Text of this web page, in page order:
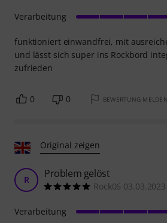
funktioniert einwandfrei, mit
und lässt sich super ins Rockbord
zufrieden
Verarbeitung
0 0 BEWERTUNG MELDEN
Original zeigen
R Problem gelöst
Rock06 03.03.2023
Verarbeitung